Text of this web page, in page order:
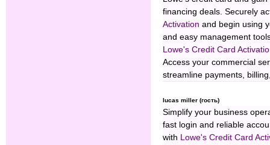
financing deals. Securely
Activation and begin using
and easy management
Lowe's Credit Card
Access your commercial
streamline payments,
lucas miller (гость)
Simplify your business
fast login and reliable
with Lowe's Credit Card